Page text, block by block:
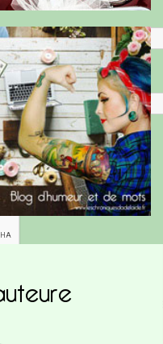
pour mon prochain commentaire.
réduire les